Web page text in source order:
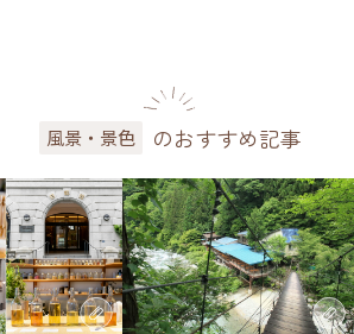
風景・景色 のおすすめ記事